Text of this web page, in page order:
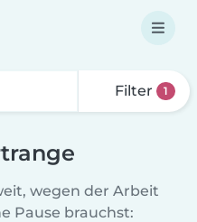
Filter 1
wegen der Arbeit
Pause brauchst: